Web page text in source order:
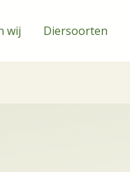
wij Diersoorten